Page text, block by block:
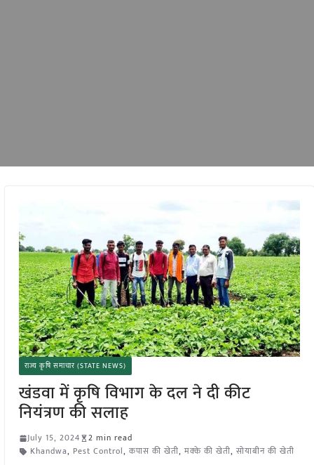
राज्य कृषि समाचार (STATE NEWS)
खंडवा में कृषि विभाग के दल ने दी कीट
नियंत्रण की सलाह
July 15, 2024
2 min read
Khandwa, Pest Control, कपास की खेती, मक्के की खेती, सोयाबीन की खेती